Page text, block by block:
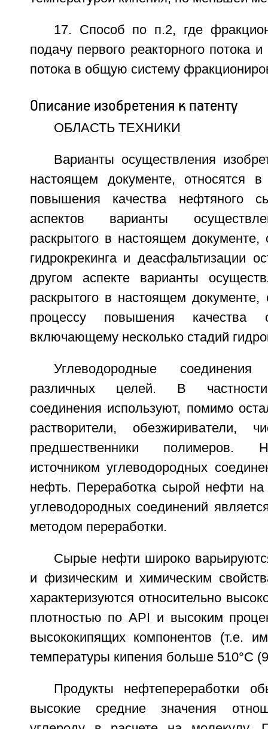
17. Способ по п.2, где
подачу первого реакторного потока и
потока в общую систему
Описание изобретения к патенту
ОБЛАСТЬ ТЕХНИКИ
Варианты осуществления
настоящем документе, относятся
повышения качества нефтяного
аспектов варианты
раскрытого в настоящем документе,
гидрокрекинга и деасфальтизации
другом аспекте варианты
раскрытого в настоящем
процессу повышения качества
включающему несколько стадий
Углеводородные
различных целей. В
соединения используют, помимо
растворители, обезжириватели,
предшественники полимеров.
источником углеводородных
нефть. Переработка сырой нефти
углеводородных соединений
методом переработки.
Сырые нефти широко
и физическим и химическим
характеризуются относительно
плотностью по API и высоким
высококипящих компонентов (т.е.
температуры кипения больше 510°С
Продукты нефтепереработки
высокие средние значения